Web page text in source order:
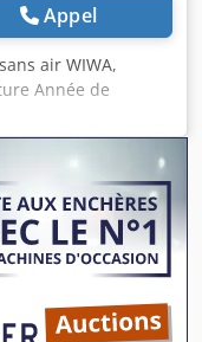
Appel
air WIWA,
Année de
Débit : environ
environ 250 bars
- Pistolet de
D - Tuyau haute
de peinture - Unité
- Châssis
rabattable